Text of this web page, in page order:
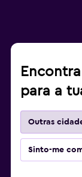
para a
Outras
Sinto-me